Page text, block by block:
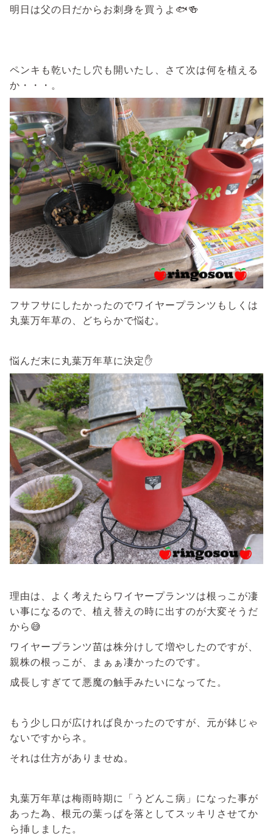
明日は父の日だからお刺身を買うよ🐟🍻
ペンキも乾いたし穴も開いたし、さて次は何を植える
か・・・。
フサフサにしたかったのでワイヤープランツもしくは
丸葉万年草の、どちらかで悩む。
悩んだ末に丸葉万年草に決定✋
理由は、よく考えたらワイヤープランツは根っこが凄
い事になるので、植え替えの時に出すのが大変そうだ
から😅
ワイヤープランツ苗は株分けして増やしたのですが、
親株の根っこが、まぁぁ凄かったのです。
成長しすぎてて悪魔の触手みたいになってた。
もう少し口が広ければ良かったのですが、元が鉢じゃ
ないですからネ。
それは仕方がありませぬ。
丸葉万年草は梅雨時期に「うどんこ病」になった事が
あった為、根元の葉っぱを落としてスッキリさせてか
ら挿しました。